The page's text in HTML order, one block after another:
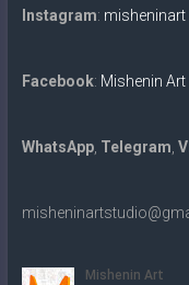
Instagram: misheninart
Facebook: Mishenin Art
WhatsApp, Telegram